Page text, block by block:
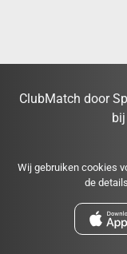
ClubMatch door
Wij gebruiken cookies
de